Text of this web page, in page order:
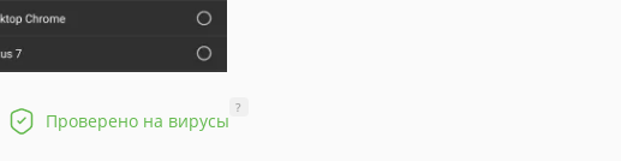
Проверено на вирусы
?